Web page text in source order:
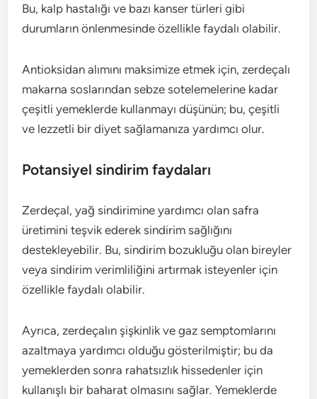
Bu, kalp hastalığı ve bazı kanser türleri gibi
durumların önlenmesinde özellikle faydalı olabilir.
Antioksidan alımını maksimize etmek için, zerdeçalı
makarna soslarından sebze sotelemelerine kadar
çeşitli yemeklerde kullanmayı düşünün; bu, çeşitli
ve lezzetli bir diyet sağlamanıza yardımcı olur.
Potansiyel sindirim faydaları
Zerdeçal, yağ sindirimine yardımcı olan safra
üretimini teşvik ederek sindirim sağlığını
destekleyebilir. Bu, sindirim bozukluğu olan bireyler
veya sindirim verimliliğini artırmak isteyenler için
özellikle faydalı olabilir.
Ayrıca, zerdeçalın şişkinlik ve gaz semptomlarını
azaltmaya yardımcı olduğu gösterilmiştir; bu da
yemeklerden sonra rahatsızlık hissedenler için
kullanışlı bir baharat olmasını sağlar. Yemeklerde